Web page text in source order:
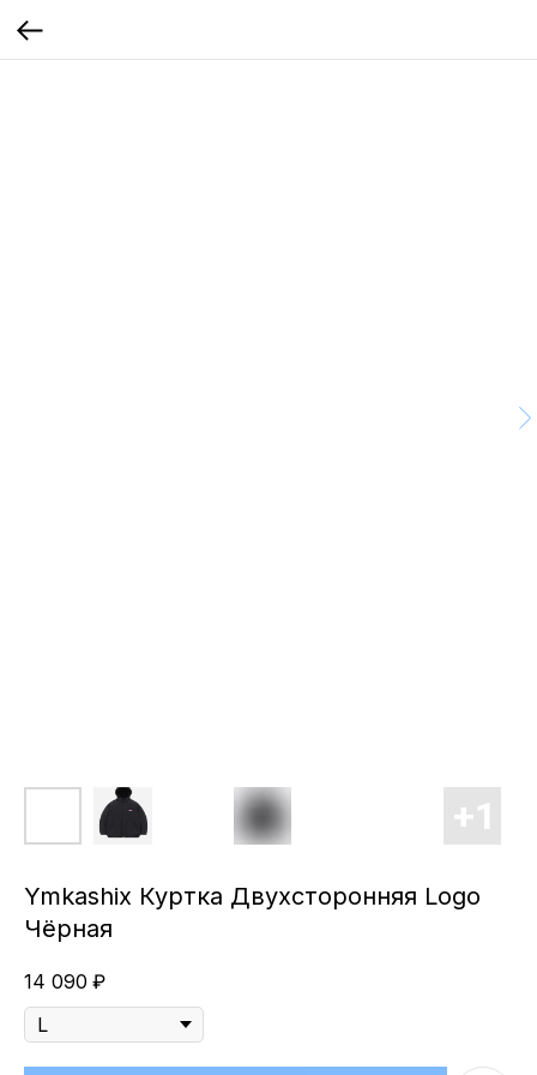
Ymkashix Куртка Двухсторонняя Logo
Чёрная
14 090 ₽